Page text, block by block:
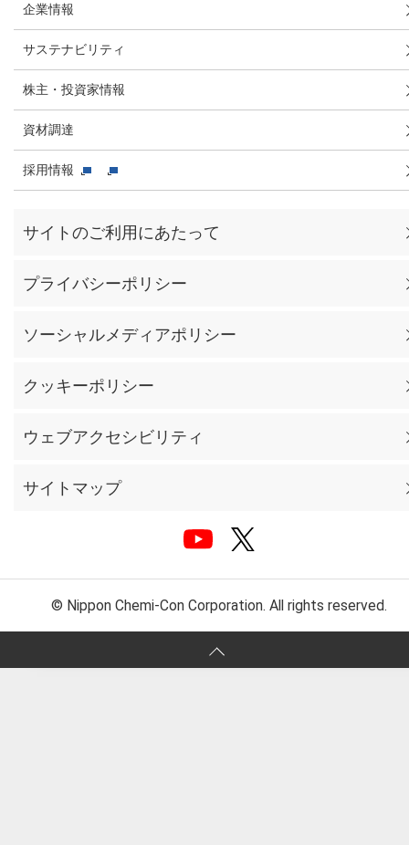
企業情報
サステナビリティ
株主・投資家情報
資材調達
採用情報
サイトのご利用にあたって
プライバシーポリシー
ソーシャルメディアポリシー
クッキーポリシー
ウェブアクセシビリティ
サイトマップ
© Nippon Chemi-Con Corporation. All rights reserved.